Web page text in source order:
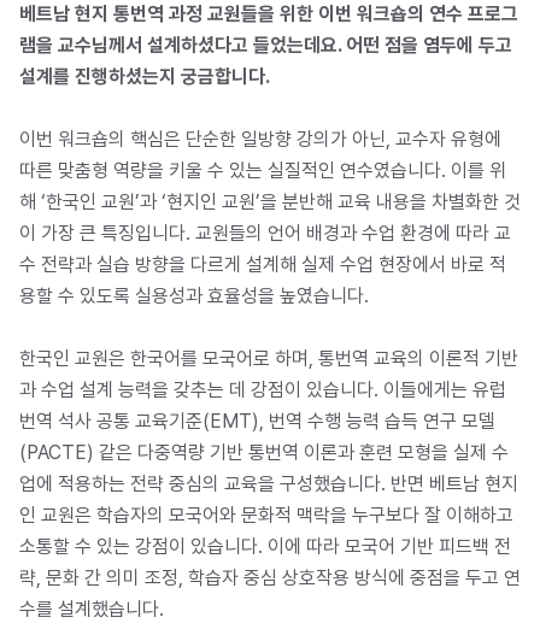
베트남 현지 통번역 과정 교원들을 위한 이번 워크숍의 연수 프로그
램을 교수님께서 설계하셨다고 들었는데요. 어떤 점을 염두에 두고
설계를 진행하셨는지 궁금합니다.
이번 워크숍의 핵심은 단순한 일방향 강의가 아닌, 교수자 유형에
따른 맞춤형 역량을 키울 수 있는 실질적인 연수였습니다. 이를 위
해 ‘한국인 교원’과 ‘현지인 교원’을 분반해 교육 내용을 차별화한 것
이 가장 큰 특징입니다. 교원들의 언어 배경과 수업 환경에 따라 교
수 전략과 실습 방향을 다르게 설계해 실제 수업 현장에서 바로 적
용할 수 있도록 실용성과 효율성을 높였습니다.
한국인 교원은 한국어를 모국어로 하며, 통번역 교육의 이론적 기반
과 수업 설계 능력을 갖추는 데 강점이 있습니다. 이들에게는 유럽
번역 석사 공통 교육기준(EMT), 번역 수행 능력 습득 연구 모델
(PACTE) 같은 다중역량 기반 통번역 이론과 훈련 모형을 실제 수
업에 적용하는 전략 중심의 교육을 구성했습니다. 반면 베트남 현지
인 교원은 학습자의 모국어와 문화적 맥락을 누구보다 잘 이해하고
소통할 수 있는 강점이 있습니다. 이에 따라 모국어 기반 피드백 전
략, 문화 간 의미 조정, 학습자 중심 상호작용 방식에 중점을 두고 연
수를 설계했습니다.